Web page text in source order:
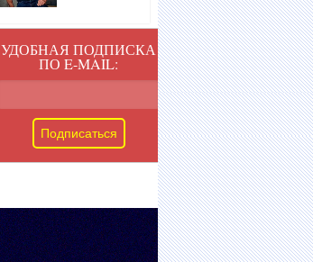
УДОБНАЯ ПОДПИСКА
ПО E-MAIL: